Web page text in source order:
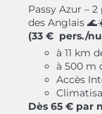
Passy Azur –
des Anglais
(33 € pers./
à 11 km
à 500 m
Accès
Dès 65 € par